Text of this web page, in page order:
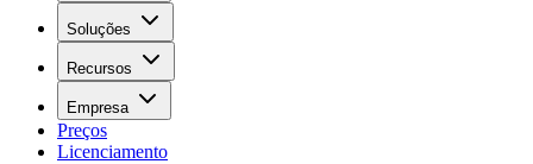
Soluções
Recursos
Empresa
Preços
Licenciamento